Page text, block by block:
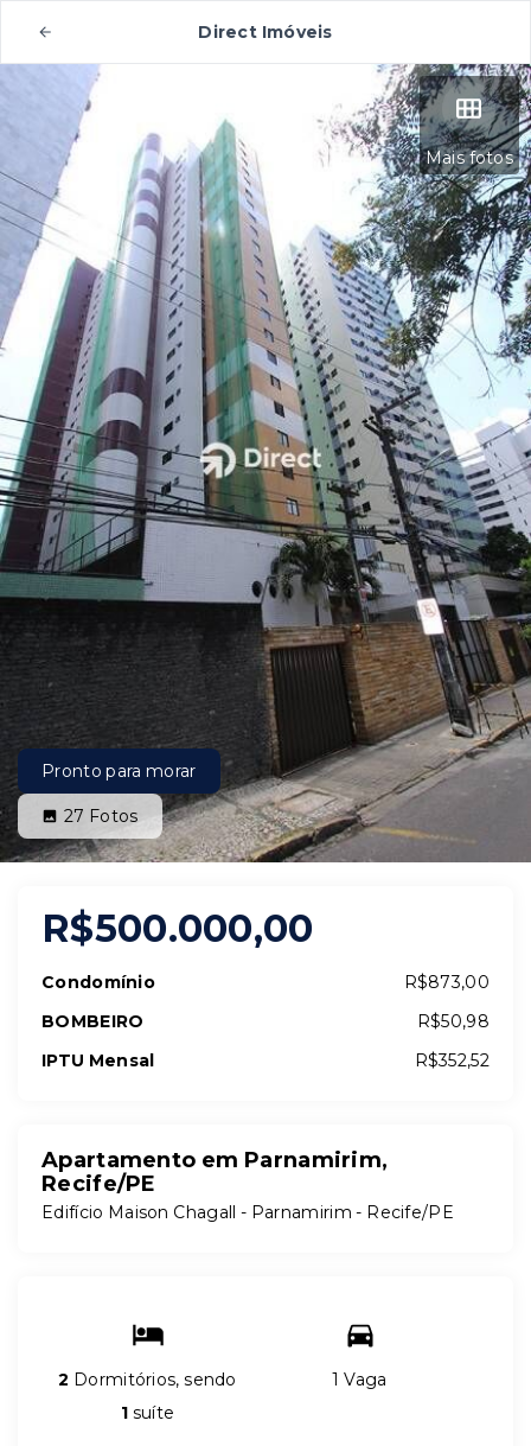
Direct Imóveis
Mais fotos
Pronto para morar
27 Fotos
R$500.000,00
Condomínio
R$873,00
BOMBEIRO
R$50,98
IPTU Mensal
R$352,52
Apartamento em Parnamirim,
Recife/PE
Edifício Maison Chagall - Parnamirim - Recife/PE
2 Dormitórios, sendo
1 suíte
1 Vaga